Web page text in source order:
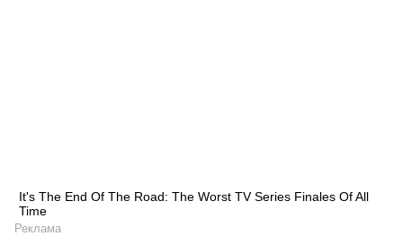
It's The End Of The Road: The Worst TV Series Finales Of All
Time
Реклама